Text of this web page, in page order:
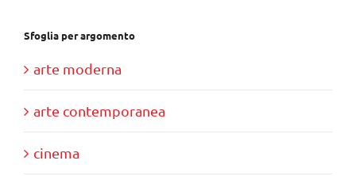
Sfoglia per argomento
arte moderna
arte contemporanea
cinema